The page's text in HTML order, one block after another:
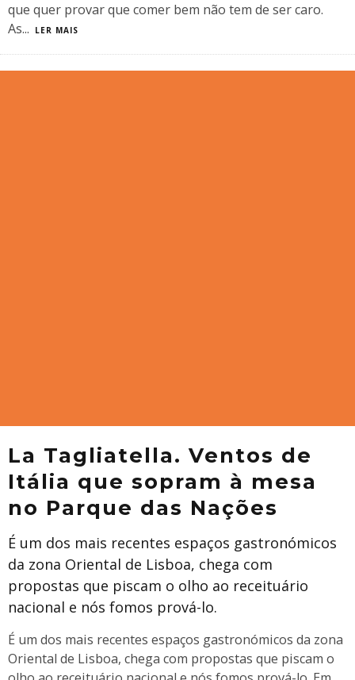
que quer provar que comer bem não tem de ser caro.
As... LER MAIS
La Tagliatella. Ventos de
Itália que sopram à mesa
no Parque das Nações
É um dos mais recentes espaços gastronómicos
da zona Oriental de Lisboa, chega com
propostas que piscam o olho ao receituário
nacional e nós fomos prová-lo.
É um dos mais recentes espaços gastronómicos da zona
Oriental de Lisboa, chega com propostas que piscam o